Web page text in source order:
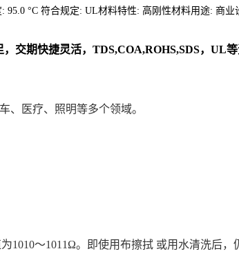
°C 符合规定: UL材料特性: 高刚性材料用途: 商
，交期快捷灵活，TDS,COA,ROHS,SDS，UL
、医疗、照明等多个领域。
～1011Ω。即使用布擦拭 或用水清洗后，